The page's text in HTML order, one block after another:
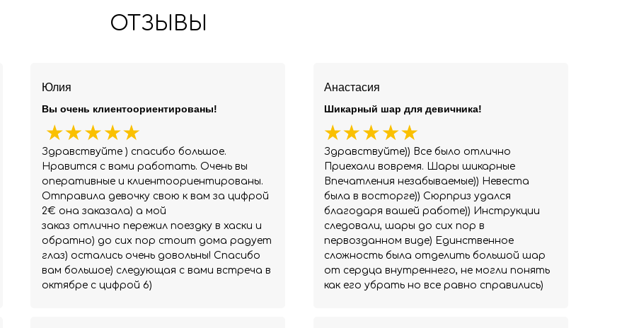
ОТЗЫВЫ
Юлия
Здравствуйте ) спасибо большое.
Нравится с вами работать. Очень вы
оперативные и клиентоориентированы.
Отправила девочку свою к вам за цифрой
2€ она заказала) а мой
заказ отлично пережил поездку в хаски и
обратно) до сих пор стоит дома радует
глаз) остались очень довольны! Спасибо
вам большое) следующая с вами встреча в
октябре с цифрой 6)
Вы очень клиентоориентированы!
Анастасия
Здравствуйте)) Все было отлично
Приехали вовремя. Шары шикарные
Впечатления незабываемые)) Невеста
была в восторге)) Сюрприз удался
благодаря вашей работе)) Инструкции
следовали, шары до сих пор в
первозданном виде) Единственное
сложность была отделить большой шар
от сердца внутреннего, не могли понять
как его убрать но все равно справились)
Шикарный шар для девичника!